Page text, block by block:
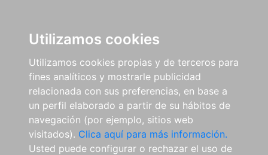
Utilizamos cookies
Utilizamos cookies propias y de terceros para
fines analíticos y mostrarle publicidad
relacionada con sus preferencias, en base a
un perfil elaborado a partir de su hábitos de
navegación (por ejemplo, sitios web
visitados). Clica aquí para más información.
Usted puede configurar o rechazar el uso de